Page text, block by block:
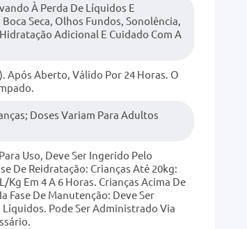
À Perda De Líquidos E
Seca, Olhos Fundos, Sonolência,
Adicional E Cuidado Com A
Após Aberto, Válido Por 24 Horas. O
Doses Variam Para Adultos
Uso, Deve Ser Ingerido Pelo
De Reidratação: Crianças Até 20kg:
kg Em 4 A 6 Horas. Crianças Acima De
Fase De Manutenção: Deve Ser
Pode Ser Administrado Via